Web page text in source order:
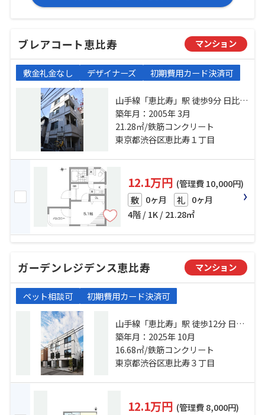
ブレアコート恵比寿 マンション
敷金礼金なし デザイナーズ 初期費用カード決済可
山手線「恵比寿」駅 徒歩9分 日比谷
線「広尾」駅 徒歩11分 都営三田線
「白金台」駅 徒歩18分
築年月：2005年 3月
21.28㎡/鉄筋コンクリート
東京都渋谷区恵比寿１丁目
12.1万円 (管理費 10,000円)
敷 0ヶ月 礼 0ヶ月
4階 / 1K / 21.28㎡
ガーデンレジデンス恵比寿 マンション
ペット相談可 初期費用カード決済可
山手線「恵比寿」駅 徒歩12分 日比
谷線「広尾」駅 徒歩15分 南北線
「白金台」駅 徒歩15分
築年月：2025年 10月
16.68㎡/鉄筋コンクリート
東京都渋谷区恵比寿３丁目
12.1万円 (管理費 8,000円)